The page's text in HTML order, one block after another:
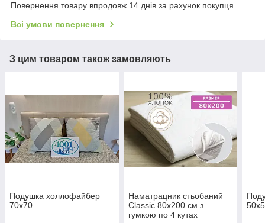
Повернення товару впродовж 14 днів за рахунок покупця
Всі умови повернення
З цим товаром також замовляють
Подушка холлофайбер
70x70
Наматрацник стьобаний
Classic 80х200 см з
гумкою по 4 кутах